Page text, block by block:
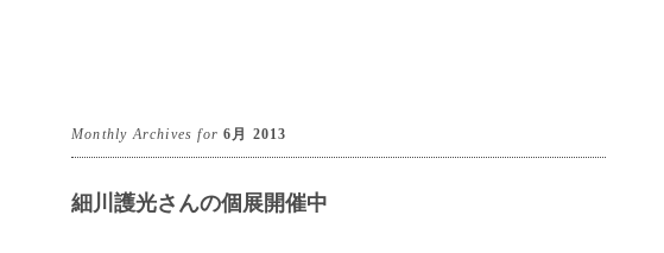
Monthly Archives for6月 2013
細川護光さんの個展開催中